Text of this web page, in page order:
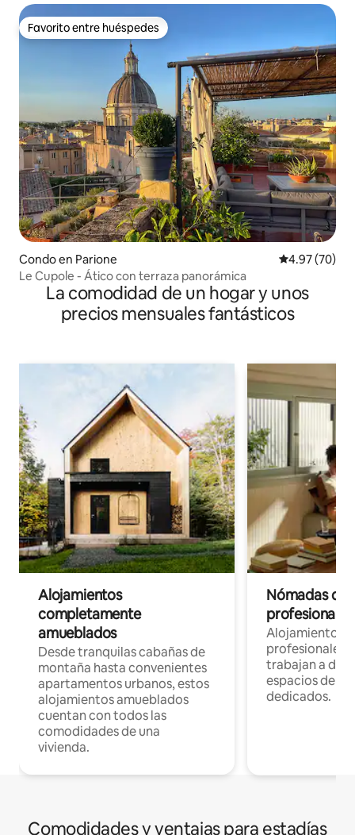
Favorito entre huéspedes
Favorito entre huéspedes
Condo en Parione Calificación
4.97 (70)
Le Cupole - Ático con terraza panorámica
La comodidad de un hogar y unos
precios mensuales fantásticos
Alojamientos
completamente
amueblados
Desde tranquilas cabañas de
montaña hasta convenientes
apartamentos urbanos, estos
alojamientos amueblados
cuentan con todos las
comodidades de una
vivienda.
Nómadas
Alojamientos
profesionales
trabajan a
espacios de
dedicados.
Comodidades y ventajas para estadías